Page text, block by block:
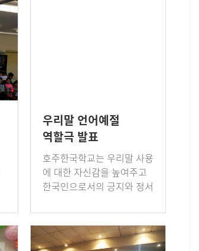
우리말 언어예절
역할극 발표
호주한국학교는 우리말 사용
에 대한 자신감을 높여주고
한국인으로서의 긍지와 정서
르기와 언어예절, 그리고 학
급별로 한국문화 체험 대상
종목을 정해 텀1~2에…